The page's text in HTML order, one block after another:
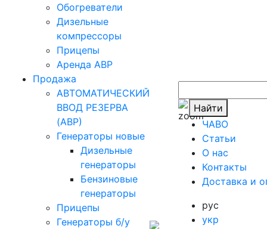
Обогреватели
Дизельные
компрессоры
Прицепы
Аренда АВР
Продажа
АВТОМАТИЧЕСКИЙ
ВВОД РЕЗЕРВА
(АВР)
Генераторы новые
Дизельные
генераторы
Бензиновые
генераторы
Прицепы
Генераторы б/у
Найти
ЧАВО
Cтатьи
O нас
Контакты
Доставка и
рус
укр